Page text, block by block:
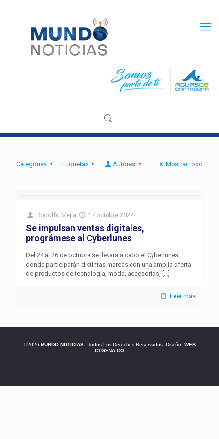
Categorias Etiquetas Autores Mostrar todo
Rodolfo Mejia 17 octubre 2022
Se impulsan ventas digitales,
prográmese al Cyberlunes
Del 24 al 26 de octubre se llevará a cabo el Cyberlunes
donde participarán distintas marcas con una amplia oferta
de productos de tecnología, moda, accesorios, […]
Leer más
©2026 MUNDO NOTICIAS- Todos Los Derechos Reservados. Diseño: WEB
CTGENA.CO